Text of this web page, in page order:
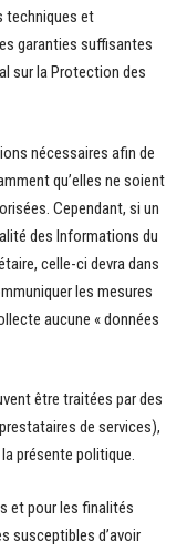
techniques et
garanties suffisantes
sur la Protection des
nécessaires afin de
qu’elles ne soient
Cependant, si un
des Informations du
celle-ci devra dans
les mesures
aucune « données
être traitées par des
de services),
présente politique.
et pour les finalités
susceptibles d’avoir